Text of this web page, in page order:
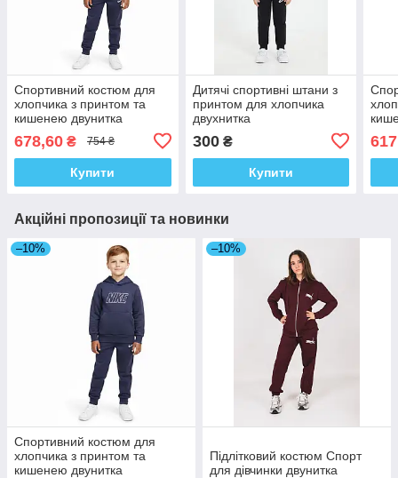
Спортивний костюм для
хлопчика з принтом та
кишенею двунитка
678,60 ₴ 754 ₴
Купити
Дитячі спортивні штани з
принтом для хлопчика
двухнитка
300₴
Купити
Акційні пропозиції та новинки
–10%
Спортивний костюм для
хлопчика з принтом та
кишенею двунитка
–10%
Підлітковий костюм Спорт
для дівчинки двунитка